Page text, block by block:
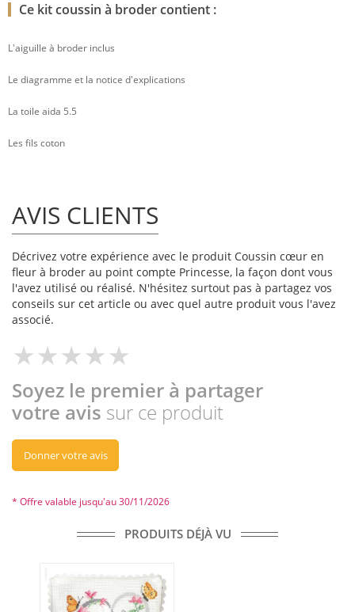
Ce kit coussin à broder contient :
L'aiguille à broder inclus
Le diagramme et la notice d'explications
La toile aida 5.5
Les fils coton
AVIS CLIENTS
Décrivez votre expérience avec le produit Coussin cœur en
fleur à broder au point compte Princesse, la façon dont vous
l'avez utilisé ou réalisé. N'hésitez surtout pas à partagez vos
conseils sur cet article ou avec quel autre produit vous l'avez
associé.
Soyez le premier à partager
votre avis sur ce produit
Donner votre avis
* Offre valable jusqu'au 30/11/2026
PRODUITS DÉJÀ VU